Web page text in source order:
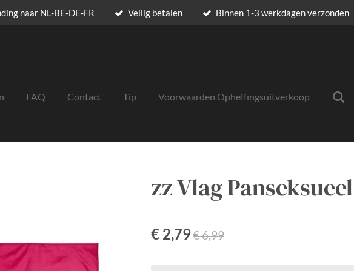
naar NL-BE-DE-FR Veilig betalen Binnen 1-3 werkdagen verzonden
FAQ Contact Tip Voorwaarden Opheffingsuitverkoop
zz Vlag
€ 2,79€ 6,99